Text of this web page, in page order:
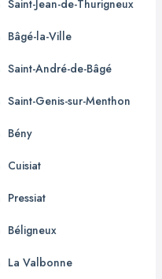
Saint-Jean-de-Thurigneux
Bâgé-la-Ville
Saint-André-de-Bâgé
Saint-Genis-sur-Menthon
Bény
Cuisiat
Pressiat
Béligneux
La Valbonne